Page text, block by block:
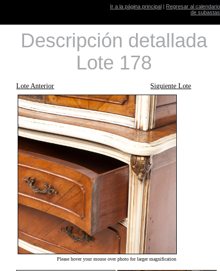
Ir a la página principal | Regresar al calendario
de subastas
Descripción detallada
Lote 178
Lote Anterior Siguiente Lote
Please hover your mouse over photo for larger magnification